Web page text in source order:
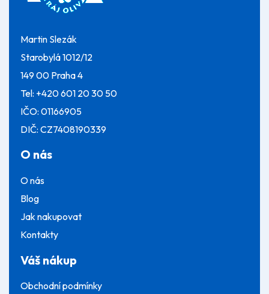
Martin Slezák
Starobylá 1012/12
149 00 Praha 4
Tel: +420 601 20 30 50
IČO: 01166905
DIČ: CZ7408190339
O nás
O nás
Blog
Jak nakupovat
Kontakty
Váš nákup
Obchodní podmínky